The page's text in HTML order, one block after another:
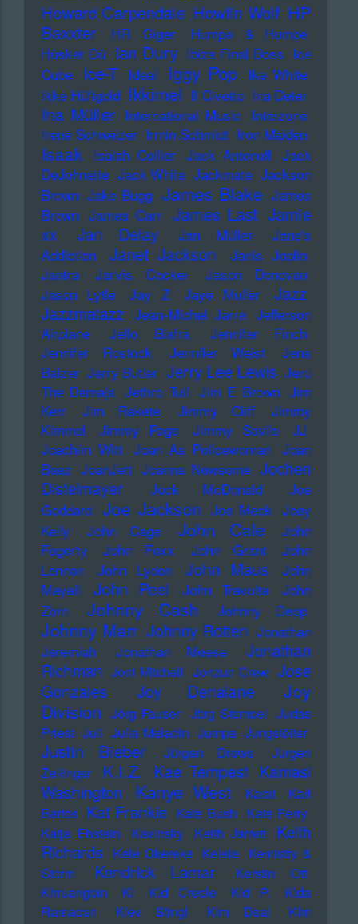
Howard Carpendale Howlin Wolf HP
Baxxter
HR Giger
Humpe & Humpe
Hüsker Dü Ian Dury Ibiza Final Boss Ice
Cube
Ice-T Ideal Iggy Pop Ike White
Ikke Hüftgold Ikkimel Il Civetto Ina Deter
Ina Müller International Music Interzone
Irene Schweizer Irmin Schmidt Iron Maiden
Isaak Isaiah Collier Jack Antonoff Jack
DeJohnette Jack White Jackmate Jackson
Brown Jake Bugg James Blake James
Brown James Carr James Last Jamie
xx
Jan Delay Jan Müller
Jane's
Addiction
Janet Jackson
Janis Joplin
Jantra
Jarvis Cocker
Jason Donovan
Jason Lytle
Jay Z Jaye Muller
Jazz
Jazzmatazz Jean-Michel Jarre Jefferson
Airplane
Jello Biafra
Jennifer Finch
Jennifer Rostock
Jennifer Weist
Jens
Balzer Jerry Butler Jerry Lee Lewis Jeru
The Damaja Jethro Tull Jim E Brown Jim
Kerr
Jim Rakete Jimmy Cliff
Jimmy
Kimmel
Jimmy Page Jimmy Savile
JJ
Joachim Witt Joan As Policewoman Joan
Baez JoanJett Joanna Newsome Jochen
Distelmayer
Jock McDonald
Joe
Goddard Joe Jackson Joe Meek Joey
Kelly
John Cage John Cale
John
Fogerty
John Foxx John Grant
John
Lennon
John Lydon John Maus
John
Mayall
John Peel John Travolta
John
Zorn
Johnny Cash Johnny Depp
Johnny Marr Johnny Rotten Jonathan
Jeremiah
Jonathan Meese
Jonathan
Richman Joni Mitchell Jonzun Crew Jose
Gonzales
Joy Denalane
Joy
Division Jörg Fauser Jörg Stempel Judas
Priest Juli Julia Meladin Jumpa Jungstötter
Justin Bieber Jürgen Drews
Jürgen
Zeltinger
K.I.Z. Kae Tempest Kamasi
Washington
Kanye West Karat
Karl
Bartos Kat Frankie Kate Bush Kate Perry
Katja Ebstein
Kavinsky Keith Jarrett
Keith
Richards Kele Okereke Kelela Kemistry &
Storm
Kendrick Lamar
Kerstin Ott
Khruangbin
KI KId Creole KId P.
KIda
Ramadan
KIev Stingl KIm Deal
KIm